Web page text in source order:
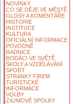
NOVINKY
CO SE DĚJE VE MĚSTĚ
GLOSY A KOMENTÁŘE
HISTORIE
INSTITUCE
KULTURA
OFICIÁLNÍ INFORMACE
POVODNĚ
RADNICE
RODÁCI VE SVĚTĚ
ŠKOLY A VZDĚLÁVÁNÍ
SPORT
STRÁNKY FIREM
TURISTICKÉ
INFORMACE
VOLBY
ZÁJMOVÉ SPOLKY